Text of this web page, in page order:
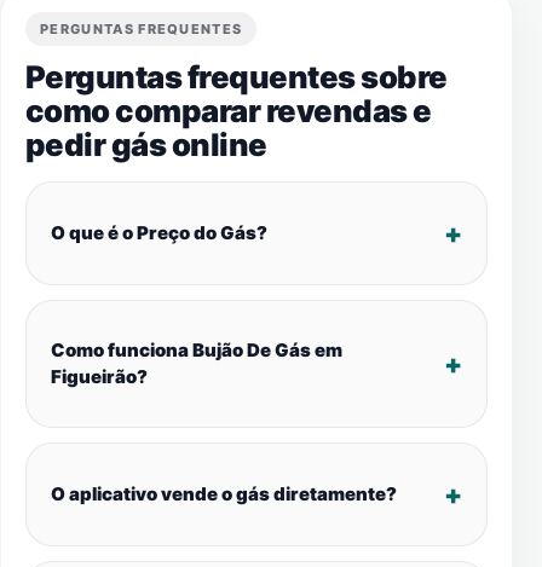
PERGUNTAS FREQUENTES
Perguntas frequentes sobre
como comparar revendas e
pedir gás online
O que é o Preço do Gás?
Como funciona Bujão De Gás em
Figueirão?
O aplicativo vende o gás diretamente?